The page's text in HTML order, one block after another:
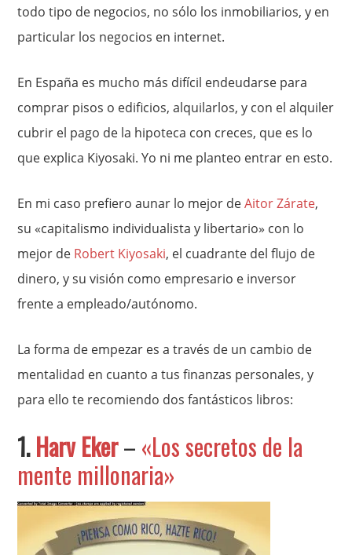
todo tipo de negocios, no sólo los inmobiliarios, y en
particular los negocios en internet.
En España es mucho más difícil endeudarse para
comprar pisos o edificios, alquilarlos, y con el alquiler
cubrir el pago de la hipoteca con creces, que es lo
que explica Kiyosaki. Yo ni me planteo entrar en esto.
En mi caso prefiero aunar lo mejor deAitor Zárate,
su «capitalismo individualista y libertario» con lo
mejor de Robert Kiyosaki, el cuadrante del flujo de
dinero, y su visión como empresario e inversor
frente a empleado/autónomo.
La forma de empezar es a través de un cambio de
mentalidad en cuanto a tus finanzas personales, y
para ello te recomiendo dos fantásticos libros:
1.Harv Eker– «Los secretos de la
mente millonaria»